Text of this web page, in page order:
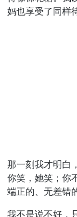
妈也享受了同样
那一刻我才明白
你笑，她笑；你
端正的、无差错
我不是说不好，